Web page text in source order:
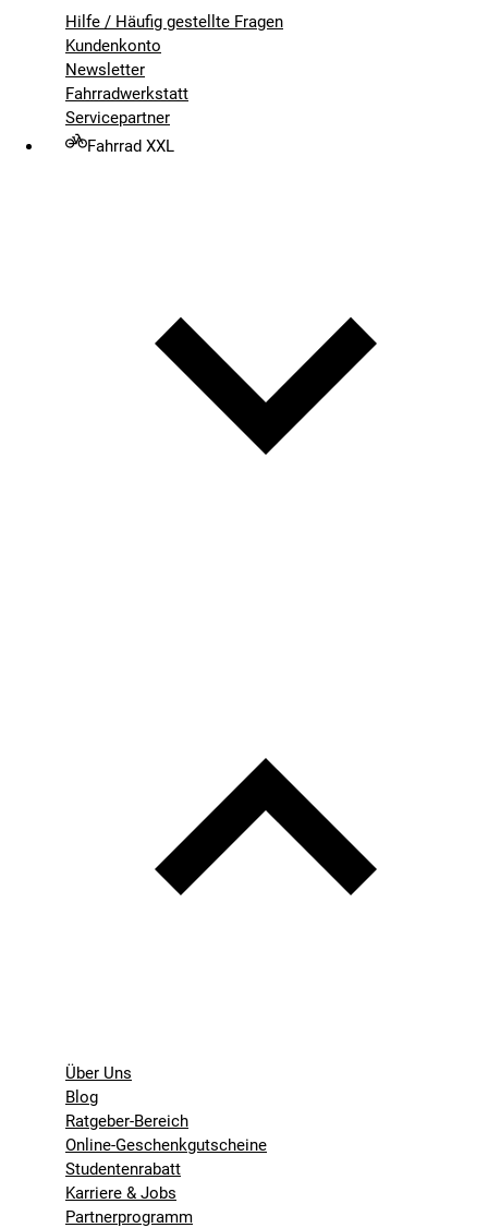
Hilfe / Häufig gestellte Fragen
Kundenkonto
Newsletter
Fahrradwerkstatt
Servicepartner
Fahrrad XXL
Über Uns
Blog
Ratgeber-Bereich
Online-Geschenkgutscheine
Studentenrabatt
Karriere & Jobs
Partnerprogramm